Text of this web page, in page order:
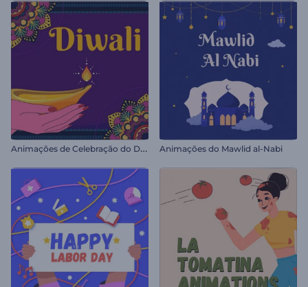
A
nimações de Celebração do Diwali Animações do Mawlid al-Nabi